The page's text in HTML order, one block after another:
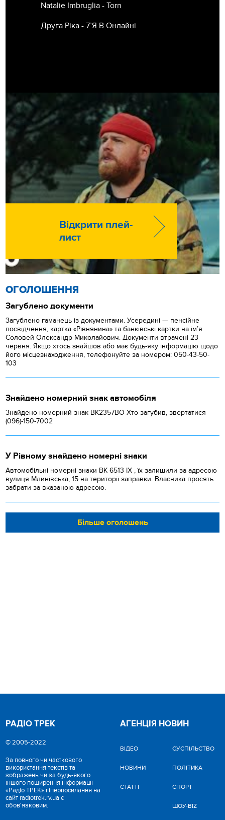
Natalie Imbruglia - Torn
Друга Ріка - 7’Я В Онлайні
Відкрити плей-
лист
ОГОЛОШЕННЯ
Загублено документи
Загублено гаманець із документами. Усередині — пенсійне
посвідчення, картка «Рівнянина» та банківські картки на ім’я
Соловей Олександр Миколайович. Документи втрачені 23
червня. Якщо хтось знайшов або має будь-яку інформацію щодо
його місцезнаходження, телефонуйте за номером: 050-43-50-
103
Знайдено номерний знак автомобіля
Знайдено номерний знак ВК2357ВО Хто загубив, звертатися
(096)-150-7002
У Рівному знайдено номерні знаки
Автомобільні номерні знаки BK 6513 IX , їх залишили за адресою
вулиця Млинівська, 15 на території заправки. Власника просять
забрати за вказаною адресою.
Більше оголошень
РАДІО ТРЕК
© 2005-2022
За повного чи часткового
використання текстів та
зображень чи за будь-якого
іншого поширення інформації
«Радіо ТРЕК» гіперпосилання на
сайт radiotrek.rv.ua є
обов'язковим.
АГЕНЦІЯ НОВИН
ВІДЕО
НОВИНИ
СТАТТІ
CУСПІЛЬСТВО
ПОЛІТИКА
СПОРТ
ШОУ-BIZ